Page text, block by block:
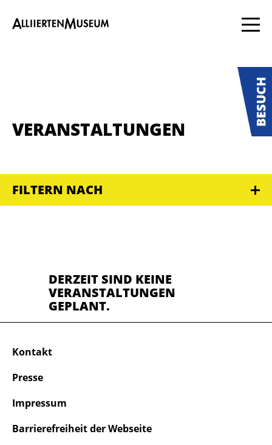
VERANSTALTUNGEN
FILTERN NACH
DERZEIT SIND KEINE
VERANSTALTUNGEN
GEPLANT.
Kontakt
Presse
Impressum
Barrierefreiheit der Webseite